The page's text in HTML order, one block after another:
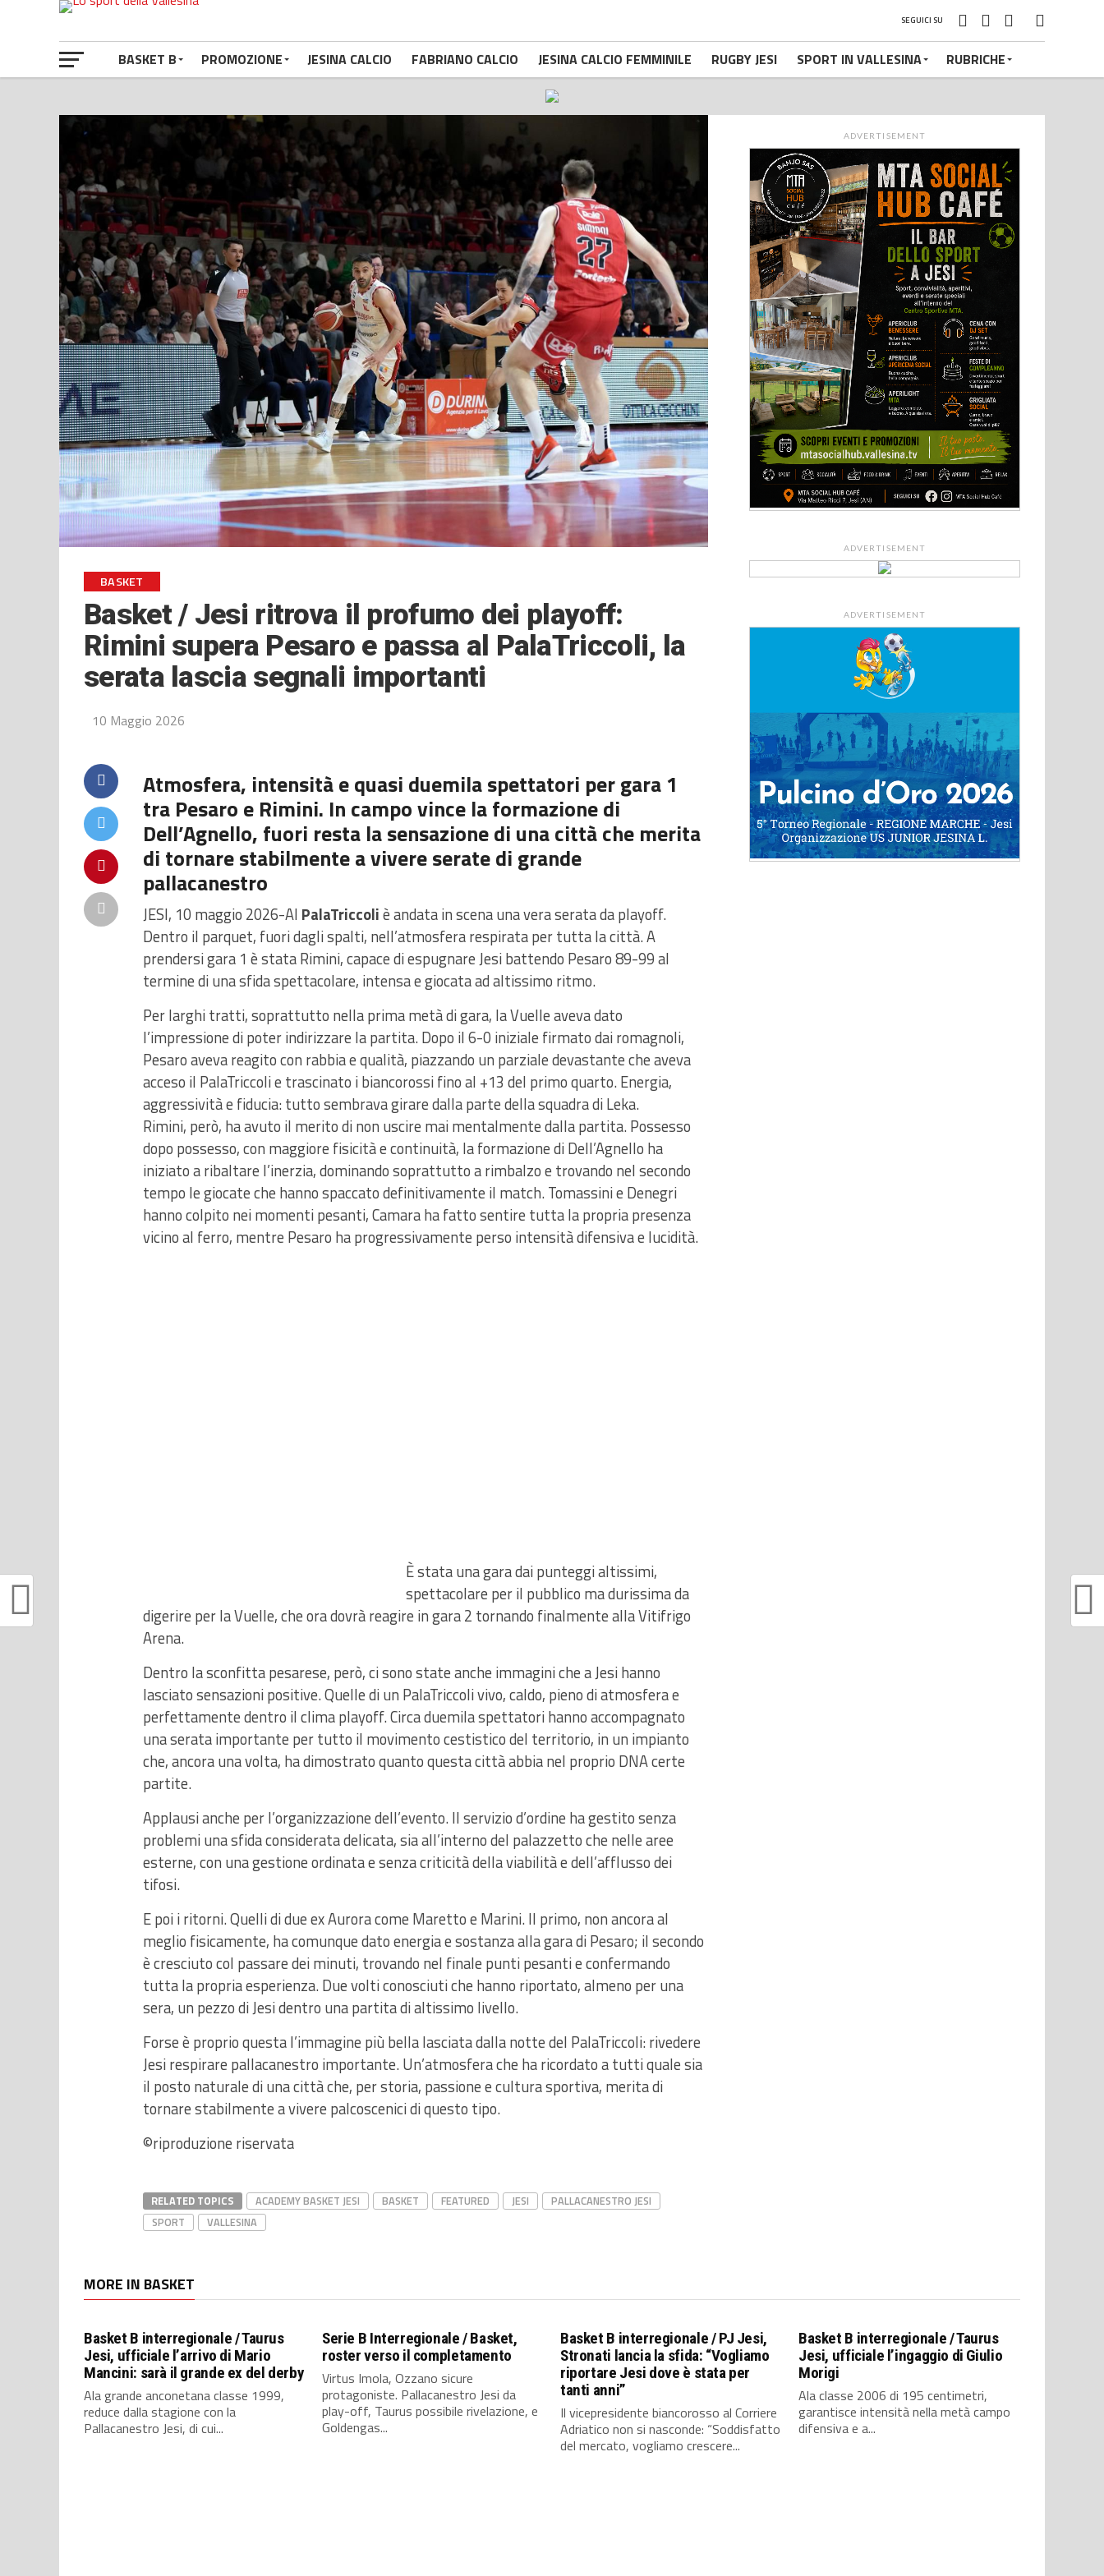
SEGUICI SU
BASKET B PROMOZIONE JESINA CALCIO FABRIANO CALCIO JESINA CALCIO FEMMINILE RUGBY JESI SPORT IN VALLESINA RUBRICHE
BASKET
Basket / Jesi ritrova il profumo dei playoff:
Rimini supera Pesaro e passa al PalaTriccoli, la
serata lascia segnali importanti
10 Maggio 2026
Atmosfera, intensità e quasi duemila spettatori per gara 1
tra Pesaro e Rimini. In campo vince la formazione di
Dell’Agnello, fuori resta la sensazione di una città che merita
di tornare stabilmente a vivere serate di grande
pallacanestro
JESI, 10 maggio 2026-Al PalaTriccoliè andata in scena una vera serata da playoff.
Dentro il parquet, fuori dagli spalti, nell’atmosfera respirata per tutta la città. A
prendersi gara 1 è stata Rimini, capace di espugnare Jesi battendo Pesaro 89-99 al
termine di una sfida spettacolare, intensa e giocata ad altissimo ritmo.
Per larghi tratti, soprattutto nella prima metà di gara, la Vuelle aveva dato
l’impressione di poter indirizzare la partita. Dopo il 6-0 iniziale firmato dai romagnoli,
Pesaro aveva reagito con rabbia e qualità, piazzando un parziale devastante che aveva
acceso il PalaTriccoli e trascinato i biancorossi fino al +13 del primo quarto. Energia,
aggressività e fiducia: tutto sembrava girare dalla parte della squadra di Leka.
Rimini, però, ha avuto il merito di non uscire mai mentalmente dalla partita. Possesso
dopo possesso, con maggiore fisicità e continuità, la formazione di Dell’Agnello ha
iniziato a ribaltare l’inerzia, dominando soprattutto a rimbalzo e trovando nel secondo
tempo le giocate che hanno spaccato definitivamente il match. Tomassini e Denegri
hanno colpito nei momenti pesanti, Camara ha fatto sentire tutta la propria presenza
vicino al ferro, mentre Pesaro ha progressivamente perso intensità difensiva e lucidità.
È stata una gara dai punteggi altissimi,
spettacolare per il pubblico ma durissima da
digerire per la Vuelle, che ora dovrà reagire in gara 2 tornando finalmente alla Vitifrigo
Arena.
Dentro la sconfitta pesarese, però, ci sono state anche immagini che a Jesi hanno
lasciato sensazioni positive. Quelle di un PalaTriccoli vivo, caldo, pieno di atmosfera e
perfettamente dentro il clima playoff. Circa duemila spettatori hanno accompagnato
una serata importante per tutto il movimento cestistico del territorio, in un impianto
che, ancora una volta, ha dimostrato quanto questa città abbia nel proprio DNA certe
partite.
Applausi anche per l’organizzazione dell’evento. Il servizio d’ordine ha gestito senza
problemi una sfida considerata delicata, sia all’interno del palazzetto che nelle aree
esterne, con una gestione ordinata e senza criticità della viabilità e dell’afflusso dei
tifosi.
E poi i ritorni. Quelli di due ex Aurora come Maretto e Marini. Il primo, non ancora al
meglio fisicamente, ha comunque dato energia e sostanza alla gara di Pesaro; il secondo
è cresciuto col passare dei minuti, trovando nel finale punti pesanti e confermando
tutta la propria esperienza. Due volti conosciuti che hanno riportato, almeno per una
sera, un pezzo di Jesi dentro una partita di altissimo livello.
Forse è proprio questa l’immagine più bella lasciata dalla notte del PalaTriccoli: rivedere
Jesi respirare pallacanestro importante. Un’atmosfera che ha ricordato a tutti quale sia
il posto naturale di una città che, per storia, passione e cultura sportiva, merita di
tornare stabilmente a vivere palcoscenici di questo tipo.
©riproduzione riservata
RELATED TOPICS ACADEMY BASKET JESI BASKET FEATURED JESI
PALLACANESTRO JESI
SPORT
VALLESINA
ADVERTISEMENT
ADVERTISEMENT
ADVERTISEMENT
MORE IN BASKET
Basket B interregionale / Taurus
Jesi, ufficiale l’arrivo di Mario
Mancini: sarà il grande ex del derby
Ala grande anconetana classe 1999,
reduce dalla stagione con la
Pallacanestro Jesi, di cui...
Serie B Interregionale / Basket,
roster verso il completamento
Virtus Imola, Ozzano sicure
protagoniste. Pallacanestro Jesi da
play-off, Taurus possibile rivelazione, e
Goldengas...
Basket B interregionale / PJ Jesi,
Stronati lancia la sfida: “Vogliamo
riportare Jesi dove è stata per
tanti anni”
Il vicepresidente biancorosso al Corriere
Adriatico non si nasconde: “Soddisfatto
del mercato, vogliamo crescere...
Basket B interregionale / Taurus
Jesi, ufficiale l’ingaggio di Giulio
Morigi
Ala classe 2006 di 195 centimetri,
garantisce intensità nella metà campo
difensiva e a...